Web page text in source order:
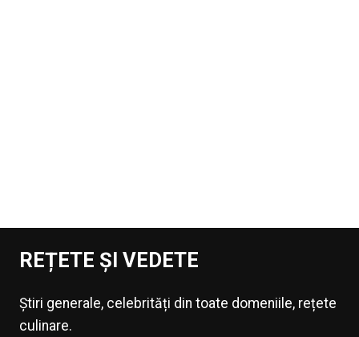
REȚETE ȘI VEDETE
Știri generale, celebrități din toate domeniile, rețete
culinare.